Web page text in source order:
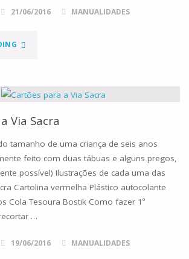
21/06/2016 MANUALIDADES
"ÁRVORE
JESSÉ"
Via Sacra
tamanho de uma criança de seis anos
feito com duas tábuas e alguns pregos,
possível) Ilustrações de cada uma das
Cartolina vermelha Plástico autocolante
Cola Tesoura Bostik Como fazer 1º
…
19/06/2016 MANUALIDADES